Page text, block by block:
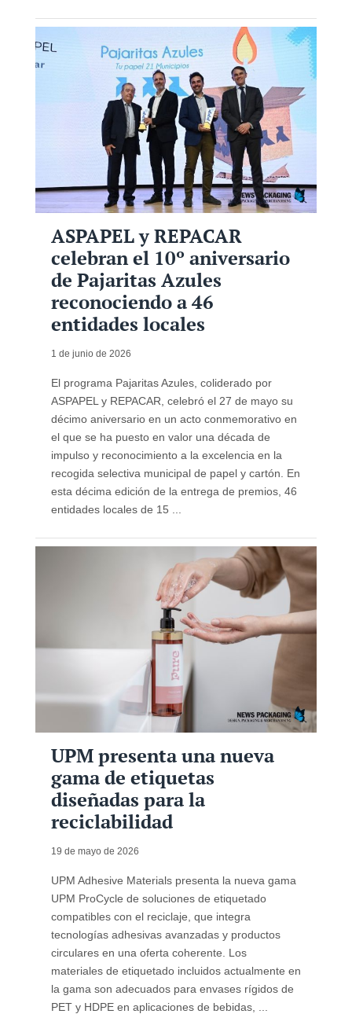
ASPAPEL y REPACAR
celebran el 10º aniversario
de Pajaritas Azules
reconociendo a 46
entidades locales
1 de junio de 2026
El programa Pajaritas Azules, coliderado por
ASPAPEL y REPACAR, celebró el 27 de mayo su
décimo aniversario en un acto conmemorativo en
el que se ha puesto en valor una década de
impulso y reconocimiento a la excelencia en la
recogida selectiva municipal de papel y cartón. En
esta décima edición de la entrega de premios, 46
entidades locales de 15 ...
UPM presenta una nueva
gama de etiquetas
diseñadas para la
reciclabilidad
19 de mayo de 2026
UPM Adhesive Materials presenta la nueva gama
UPM ProCycle de soluciones de etiquetado
compatibles con el reciclaje, que integra
tecnologías adhesivas avanzadas y productos
circulares en una oferta coherente. Los
materiales de etiquetado incluidos actualmente en
la gama son adecuados para envases rígidos de
PET y HDPE en aplicaciones de bebidas, ...